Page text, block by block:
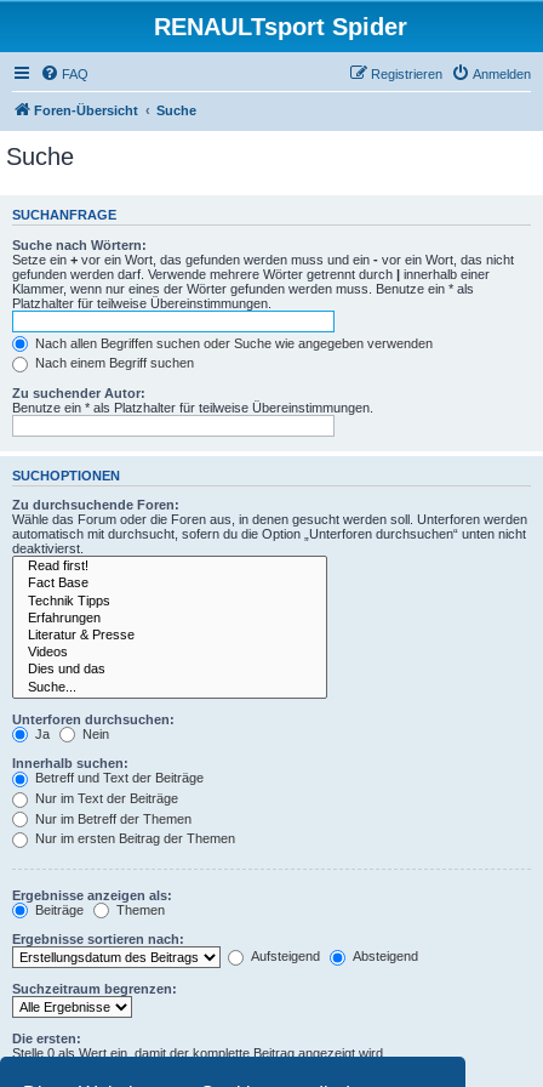
RENAULTsport Spider
FAQ Anmelden
Registrieren
Foren-Übersicht Suche
Suche
SUCHANFRAGE
Suche nach Wörtern:
Setze ein + vor ein Wort, das gefunden werden muss und ein - vor ein Wort, das nicht
gefunden werden darf. Verwende mehrere Wörter getrennt durch | innerhalb einer
Klammer, wenn nur eines der Wörter gefunden werden muss. Benutze ein * als
Platzhalter für teilweise Übereinstimmungen.
Nach allen Begriffen suchen oder Suche wie angegeben verwenden
Nach einem Begriff suchen
Zu suchender Autor:
Benutze ein * als Platzhalter für teilweise Übereinstimmungen.
SUCHOPTIONEN
Zu durchsuchende Foren:
Wähle das Forum oder die Foren aus, in denen gesucht werden soll. Unterforen werden
automatisch mit durchsucht, sofern du die Option „Unterforen durchsuchen“ unten nicht
deaktivierst.
Unterforen durchsuchen:
Ja
Nein
Innerhalb suchen:
Betreff und Text der Beiträge
Nur im Text der Beiträge
Nur im Betreff der Themen
Nur im ersten Beitrag der Themen
Ergebnisse anzeigen als:
Beiträge
Themen
Ergebnisse sortieren nach:
Aufsteigend
Absteigend
Suchzeitraum begrenzen:
Die ersten:
Stelle 0 als Wert ein, damit der komplette Beitrag angezeigt wird.